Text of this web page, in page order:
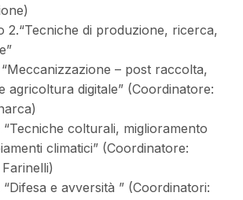
2.“Tecniche di produzione, ricerca,
– post raccolta,
agricoltura digitale” (Coordinatore:
colturali, miglioramento
climatici” (Coordinatore:
e avversità ” (Coordinatori: